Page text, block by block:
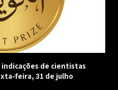
de cientistas
feira, 31 de julho